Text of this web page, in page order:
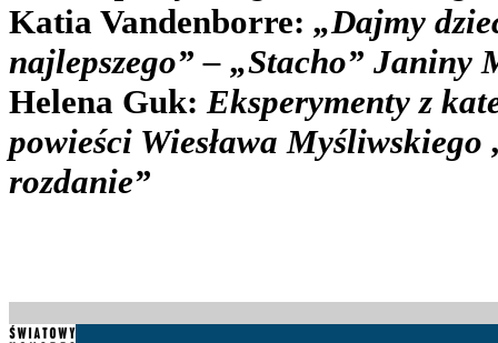
Katia Vandenborre: „Dajmy
najlepszego” – „Stacho” Janiny
Helena Guk: Eksperymenty z
powieści Wiesława Myśliwskiego
rozdanie”